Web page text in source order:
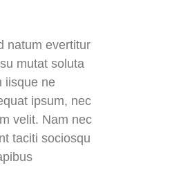
natum evertitur
mutat soluta
iisque ne
ipsum, nec
velit. Nam nec
taciti sociosqu